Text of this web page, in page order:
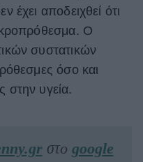
αποδειχθεί ότι
Ο
συστατικών
όσο και
στην υγεία.
στο google